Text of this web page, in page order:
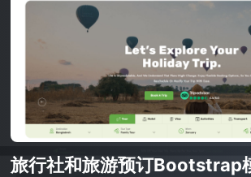
Bootstrap
知识库 马术
自适应网站模版 轮播图
旅行社和旅游预订Bootstrap